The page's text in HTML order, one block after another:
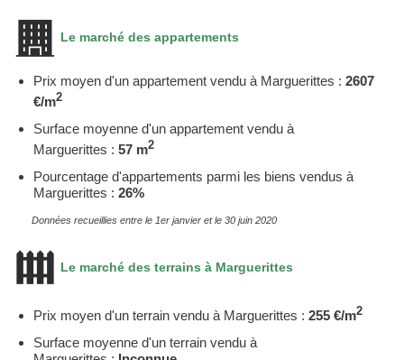
Le marché des appartements
Prix moyen d'un appartement vendu à Marguerittes : 2607
€/m2
Surface moyenne d'un appartement vendu à
Marguerittes : 57 m2
Pourcentage d'appartements parmi les biens vendus à
Marguerittes : 26%
Données recueillies entre le 1er janvier et le 30 juin 2020
Le marché des terrains à Marguerittes
Prix moyen d'un terrain vendu à Marguerittes : 255 €/m2
Surface moyenne d'un terrain vendu à